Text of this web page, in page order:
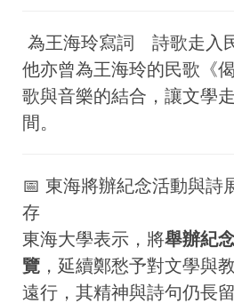
為王海玲寫詞 詩歌走入
他亦曾為王海玲的民歌《
歌與音樂的結合，讓文學
間。
📅 東海將辦紀念活動與
存
東海大學表示，將舉辦紀
覽 ，延續鄭愁予對文學與
遠行，其精神與詩句仍長